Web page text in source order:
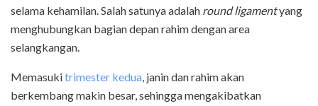
selama kehamilan. Salah satunya adalah round ligamentyang
menghubungkan bagian depan rahim dengan area
selangkangan.
Memasukitrimester kedua, janin dan rahim akan
berkembang makin besar, sehingga mengakibatkan